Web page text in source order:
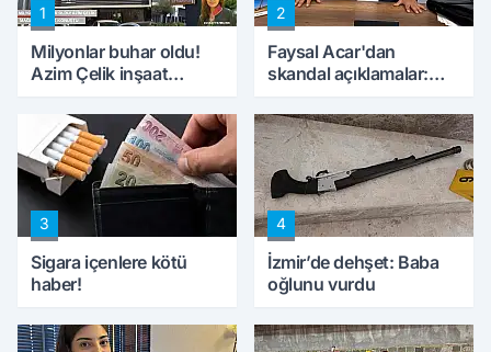
1
Milyonlar buhar oldu!
Azim Çelik inşaat
konuştu
2
Faysal Acar'dan
skandal açıklamalar:
peynircilerimizi de
kıskaca aldı, müdahale
ettik'
3
Sigara içenlere kötü
haber!
4
İzmir’de dehşet: Baba
oğlunu vurdu